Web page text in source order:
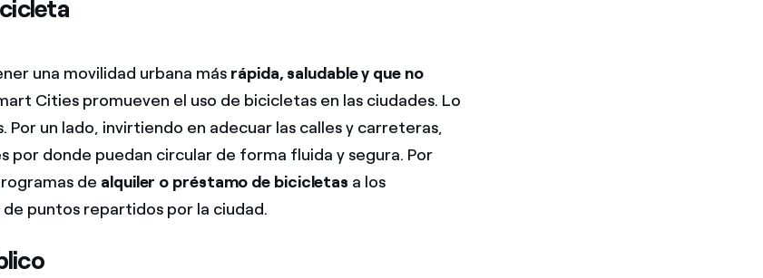
una movilidad urbana más rápida, saludable y que no
Cities promueven el uso de bicicletas en las ciudades. Lo
Por un lado, invirtiendo en adecuar las calles y carreteras,
por donde puedan circular de forma fluida y segura. Por
de alquiler o préstamo de bicicletas a los
puntos repartidos por la ciudad.